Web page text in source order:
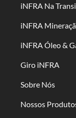
iNFRA Na
iNFRA
iNFRA Óleo &
Giro iNFRA
Sobre Nós
Nossos